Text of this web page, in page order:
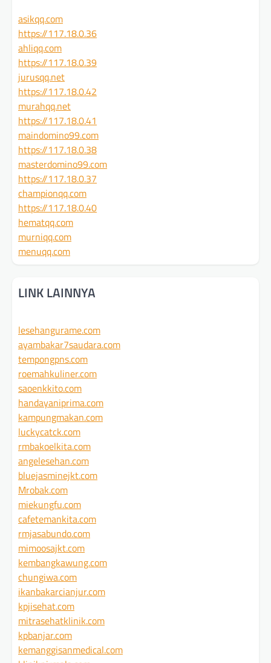
asikqq.com
https://117.18.0.36
ahliqq.com
https://117.18.0.39
jurusqq.net
https://117.18.0.42
murahqq.net
https://117.18.0.41
maindomino99.com
https://117.18.0.38
masterdomino99.com
https://117.18.0.37
championqq.com
https://117.18.0.40
hematqq.com
murniqq.com
menuqq.com
LINK LAINNYA
lesehangurame.com
ayambakar7saudara.com
tempongpns.com
roemahkuliner.com
saoenkkito.com
handayaniprima.com
kampungmakan.com
luckycatck.com
rmbakoelkita.com
angelesehan.com
bluejasminejkt.com
Mrobak.com
miekungfu.com
cafetemankita.com
rmjasabundo.com
mimoosajkt.com
kembangkawung.com
chungiwa.com
ikanbakarcianjur.com
kpjisehat.com
mitrasehatklinik.com
kpbanjar.com
kemanggisanmedical.com